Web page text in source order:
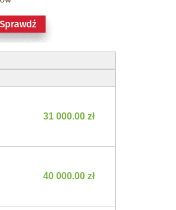
31 000.00 zł
40 000.00 zł